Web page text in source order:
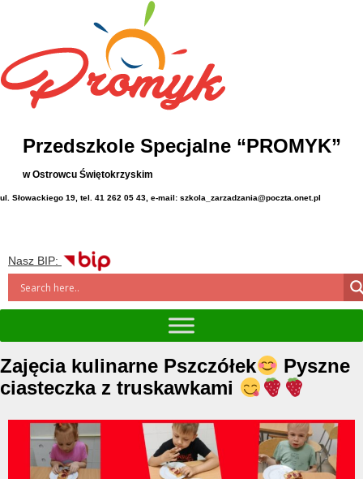
Przedszkole Specjalne “PROMYK”
w Ostrowcu Świętokrzyskim
ul. Słowackiego 19, tel. 41 262 05 43, e-mail: szkola_zarzadzania@poczta.onet.pl
Nasz BIP:
Zajęcia kulinarne Pszczółek
Pyszne
ciasteczka z truskawkami